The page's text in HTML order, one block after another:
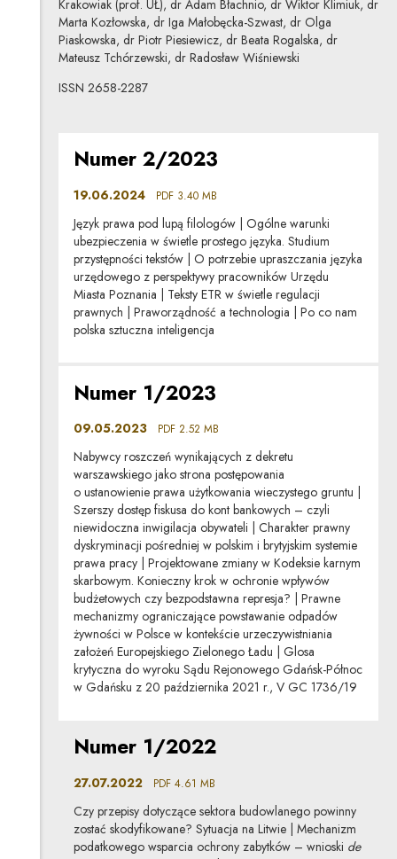
Krakowiak (prof. UŁ), dr Adam Błachnio, dr Wiktor Klimiuk, dr
Marta Kozłowska, dr Iga Małobęcka-Szwast, dr Olga
Piaskowska, dr Piotr Piesiewicz, dr Beata Rogalska, dr
Mateusz Tchórzewski, dr Radosław Wiśniewski
ISSN 2658-2287
Numer 2/2023
19.06.2024 PDF 3.40 MB
Język prawa pod lupą filologów | Ogólne warunki
ubezpieczenia w świetle prostego języka. Studium
przystępności tekstów | O potrzebie upraszczania języka
urzędowego z perspektywy pracowników Urzędu
Miasta Poznania | Teksty ETR w świetle regulacji
prawnych | Praworządność a technologia | Po co nam
polska sztuczna inteligencja
Numer 1/2023
09.05.2023 PDF 2.52 MB
Nabywcy roszczeń wynikających z dekretu
warszawskiego jako strona postępowania
o ustanowienie prawa użytkowania wieczystego gruntu |
Szerszy dostęp fiskusa do kont bankowych – czyli
niewidoczna inwigilacja obywateli | Charakter prawny
dyskryminacji pośredniej w polskim i brytyjskim systemie
prawa pracy | Projektowane zmiany w Kodeksie karnym
skarbowym. Konieczny krok w ochronie wpływów
budżetowych czy bezpodstawna represja? | Prawne
mechanizmy ograniczające powstawanie odpadów
żywności w Polsce w kontekście urzeczywistniania
założeń Europejskiego Zielonego Ładu | Glosa
krytyczna do wyroku Sądu Rejonowego Gdańsk-Północ
w Gdańsku z 20 października 2021 r., V GC 1736/19
Numer 1/2022
27.07.2022 PDF 4.61 MB
Czy przepisy dotyczące sektora budowlanego powinny
zostać skodyfikowane? Sytuacja na Litwie | Mechanizm
podatkowego wsparcia ochrony zabytków – wnioski de